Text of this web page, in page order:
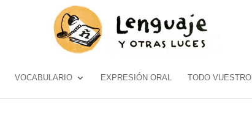
VOCABULARIO EXPRESIÓN ORAL TODO VUESTRO